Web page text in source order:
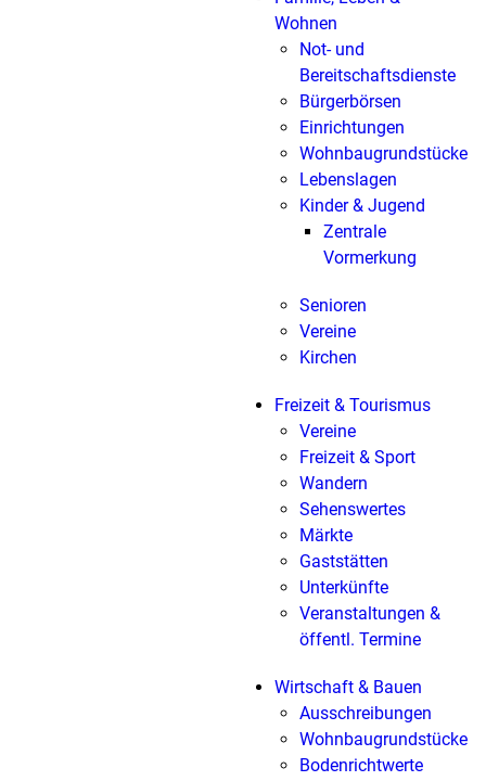
Wohnen
Not- und
Bereitschaftsdienste
Bürgerbörsen
Einrichtungen
Wohnbaugrundstücke
Lebenslagen
Kinder & Jugend
Zentrale
Vormerkung
Senioren
Vereine
Kirchen
Freizeit & Tourismus
Vereine
Freizeit & Sport
Wandern
Sehenswertes
Märkte
Gaststätten
Unterkünfte
Veranstaltungen &
öffentl. Termine
Wirtschaft & Bauen
Ausschreibungen
Wohnbaugrundstücke
Bodenrichtwerte